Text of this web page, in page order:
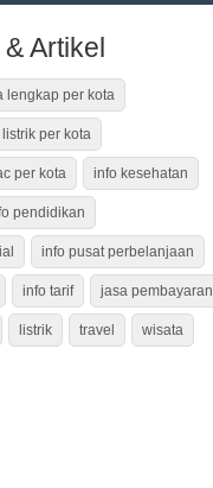
Artikel
lengkap per kota
per kota
per kota info kesehatan
pendidikan
info pusat perbelanjaan
info tarif jasa pembayaran
listrik travel wisata